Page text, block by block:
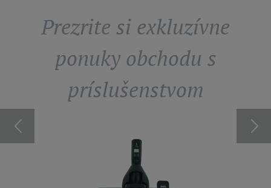
Prezrite si exkluzívne
ponuky obchodu s
príslušenstvom